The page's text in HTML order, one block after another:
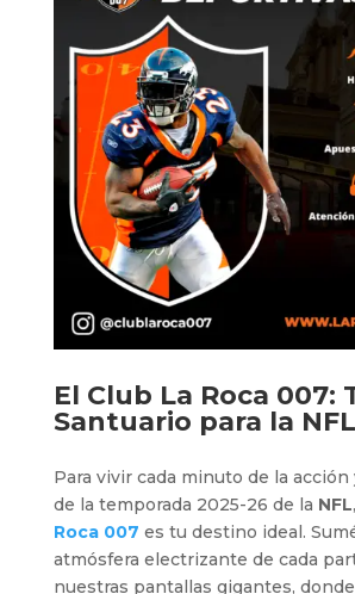
El Club La Roca 007:
Santuario para la NFL
Para vivir cada minuto de la acción
de la temporada 2025-26 de la NFL,
Roca 007 es tu destino ideal.
atmósfera electrizante de cada
nuestras pantallas gigantes,